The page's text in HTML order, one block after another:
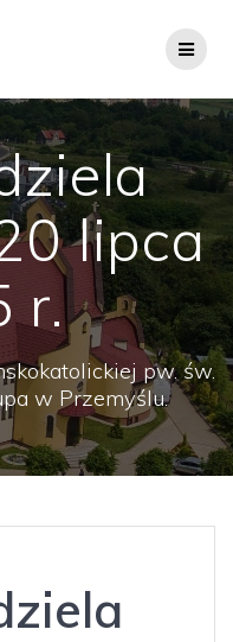
lipca
r.
pw. św.
w Przemyślu.